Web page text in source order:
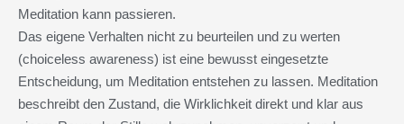
Meditation kann passieren.
Das eigene Verhalten nicht zu beurteilen und zu werten
(choiceless awareness) ist eine bewusst eingesetzte
Entscheidung, um Meditation entstehen zu lassen. Meditation
beschreibt den Zustand, die Wirklichkeit direkt und klar aus